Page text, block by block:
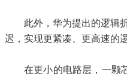
此外，华为提出的逻辑
迟，实现更紧凑、更高速的
在更小的电路层，一颗